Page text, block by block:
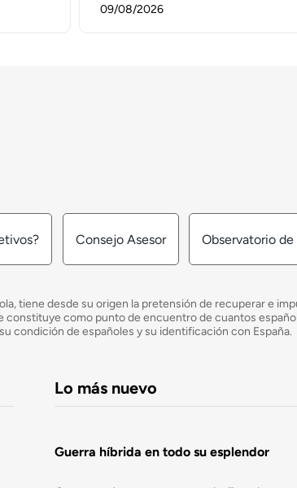
09/08/2026
Consejo Asesor Observatorio
tiene desde su origen la pretensión de recuperar e
constituye como punto de encuentro de cuantos
condición de españoles y su identificación con España.
Lo más nuevo
Guerra híbrida en todo su esplendor